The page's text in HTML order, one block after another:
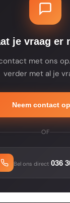
altijd een
leverdatum.
je vraag er
met ons
verder met al je
Neem contact op
OF
Bel ons direct 036